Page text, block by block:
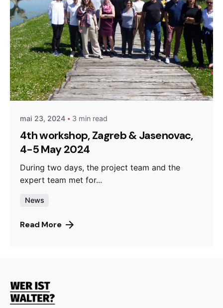
Posted by
admin
mai 23, 2024 3 min read
4th workshop, Zagreb & Jasenovac,
4-5 May 2024
During two days, the project team and the
expert team met for...
News
Read More